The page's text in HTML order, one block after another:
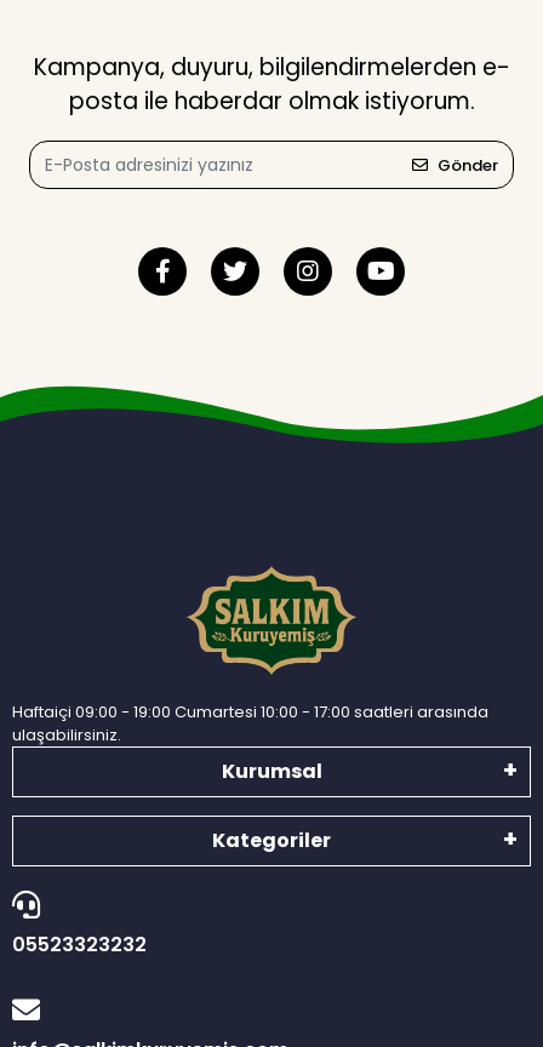
Kampanya, duyuru, bilgilendirmelerden e-
posta ile haberdar olmak istiyorum.
Gönder
Haftaiçi 09:00 - 19:00 Cumartesi 10:00 - 17:00 saatleri arasında
ulaşabilirsiniz.
Kurumsal
Kategoriler
05523323232